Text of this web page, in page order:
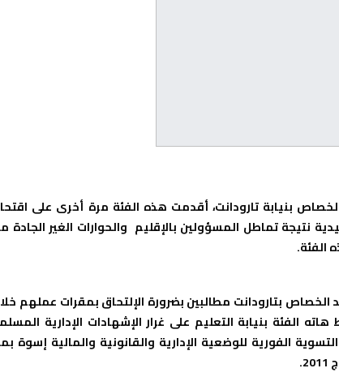
بنيابة تارودانت، أقدمت هذه الفئة مرة أخرى على
وجاءت هذه الخطوة التصعيدية نتيجة تماطل المسؤولين بالإقليم والحوارات الغير
الفئة.
الخصاص بتارودانت مطالبين بضرورة الإلتحاق بمقرات عملهم
الفئة بنيابة التعليم على غرار الإشهادات الإدارية
الفورية للوضعية الإدارية والقانونية والمالية إسوة